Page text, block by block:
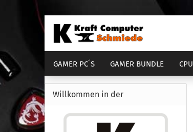
GAMER PC´S GAMER BUNDLE
AM5 Bundle
DIENSTLEISTUNGEN COMPUTER
Willkommen in der